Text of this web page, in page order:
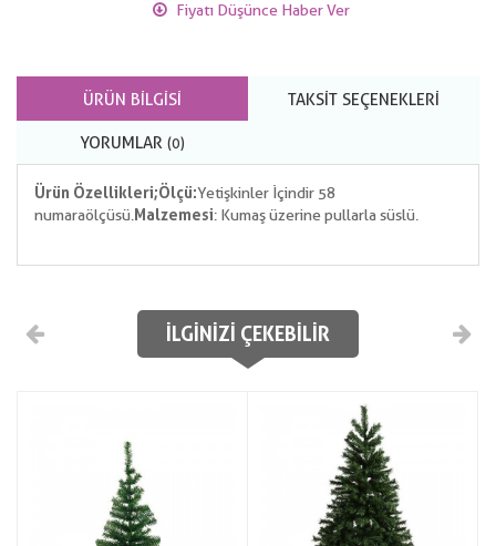
Fiyatı Düşünce Haber Ver
ÜRÜN BILGISI TAKSIT SEÇENEKLERI
YORUMLAR (0)
Ürün Özellikleri;Ölçü:Yetişkinler İçindir 58
numara ölçüsü. Malzemesi: Kumaş üzerine pullarla süslü.
İLGINIZI ÇEKEBILIR